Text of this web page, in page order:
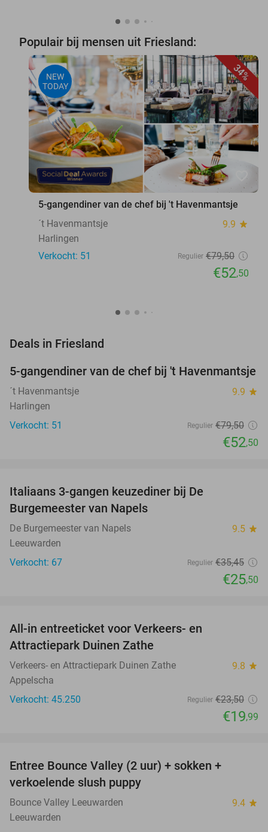
Populair bij mensen uit Friesland:
34%
NEW
TODAY
favorite_border
5-gangendiner van de chef bij 't Havenmantsje
´t Havenmantsje
9.9 star
Harlingen
Verkocht: 51
Regulier €79,50
€52,50
Deals in Friesland
34%
NEW
TODAY
5-gangendiner van de chef bij 't Havenmantsje
´t Havenmantsje 9.9 star
Harlingen
Verkocht: 51
Regulier €79,50
€52,50
Italiaans 3-gangen keuzediner bij De
Burgemeester van Napels
De Burgemeester van Napels 9.5 star
Leeuwarden
Verkocht: 67
Regulier €35,45
€25,50
All-in entreeticket voor Verkeers- en
Attractiepark Duinen Zathe
Verkeers- en Attractiepark Duinen Zathe 9.8 star
Appelscha
Verkocht: 45.250
Regulier €23,50
€19,99
Entree Bounce Valley (2 uur) + sokken +
verkoelende slush puppy
Bounce Valley Leeuwarden 9.4 star
Leeuwarden